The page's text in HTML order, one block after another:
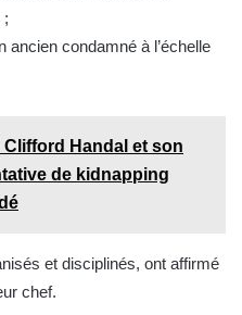
;
ancien condamné à l’échelle
Clifford Handal et son
de kidnapping
et disciplinés, ont affirmé
chef.